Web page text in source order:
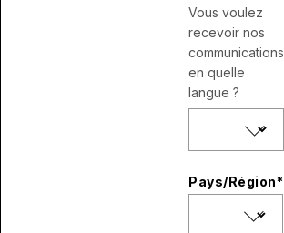
Vous voulez
recevoir nos
communications
en quelle
langue ?
Pays/Région*